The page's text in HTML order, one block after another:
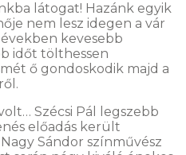
látogat! Hazánk egyik
nem lesz idegen a vár
kevesebb
időt tölthessen
ő gondoskodik majd a
Szécsi Pál legszebb
előadás került
Sándor színművész